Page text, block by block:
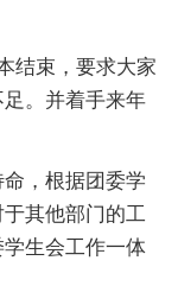
束，要求大家
。并着手来年
，根据团委学
其他部门的工
生会工作一体